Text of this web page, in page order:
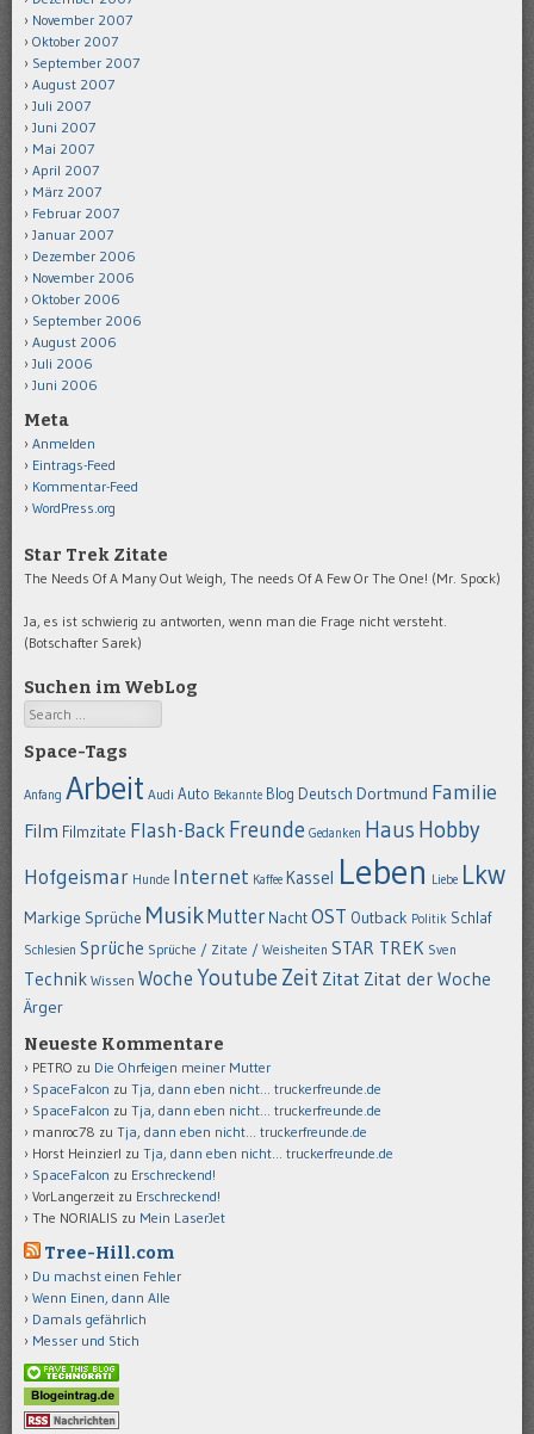
November 2007
Oktober 2007
September 2007
August 2007
Juli 2007
Juni 2007
Mai 2007
April 2007
März 2007
Februar 2007
Januar 2007
Dezember 2006
November 2006
Oktober 2006
September 2006
August 2006
Juli 2006
Juni 2006
Meta
Anmelden
Eintrags-Feed
Kommentar-Feed
WordPress.org
Star Trek Zitate
The Needs Of A Many Out Weigh, The needs Of A Few Or The One! (Mr. Spock)
Ja, es ist schwierig zu antworten, wenn man die Frage nicht versteht.
(Botschafter Sarek)
Suchen im WebLog
Search
Space-Tags
Anfang Arbeit Audi Auto Bekannte Blog Deutsch Dortmund Familie
Film Filmzitate Flash-BackFreunde Gedanken Haus Hobby
Hofgeismar Hunde Internet Kaffee Kassel Leben Liebe Lkw
Markige Sprüche MusikMutter NachtOST Outback Politik Schlaf
Schlesien Sprüche Sprüche / Zitate / Weisheiten STAR TREK Sven
Technik Wissen Woche Youtube Zeit Zitat Zitat der Woche
Ärger
Neueste Kommentare
PETRO zu Die Ohrfeigen meiner Mutter
SpaceFalcon zu Tja, dann eben nicht… truckerfreunde.de
SpaceFalcon zu Tja, dann eben nicht… truckerfreunde.de
manroc78 zu Tja, dann eben nicht… truckerfreunde.de
Horst Heinzierl zu Tja, dann eben nicht… truckerfreunde.de
SpaceFalcon zu Erschreckend!
VorLangerzeit zu Erschreckend!
The NORIALIS zu Mein LaserJet
Tree-Hill.com
Du machst einen Fehler
Wenn Einen, dann Alle
Damals gefährlich
Messer und Stich